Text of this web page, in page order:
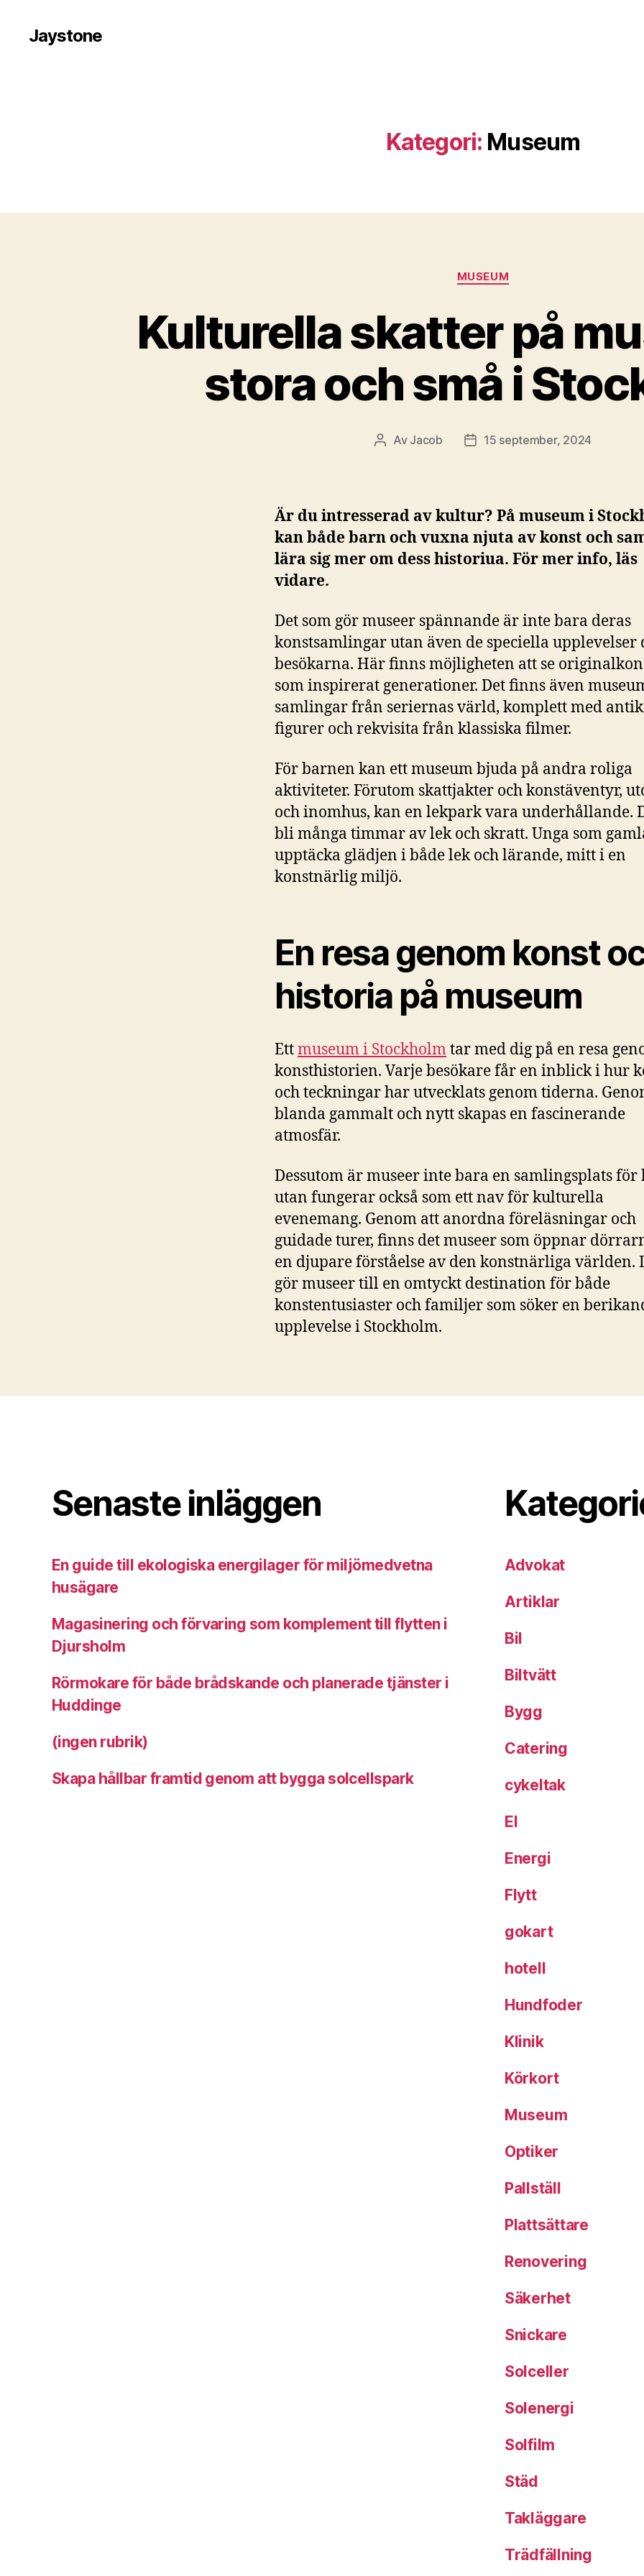
Jaystone
Kategori: Museum
Kategorier
MUSEUM
Kulturella skatter på
stora och små i
Inläggsförfattare
Av Jacob Inläggsdatum
15 september, 2024
Är du intresserad av kultur? På museum i
kan både barn och vuxna njuta av konst och
lära sig mer om dess historiua. För mer info, läs
vidare.
Det som gör museer spännande är inte bara deras
konstsamlingar utan även de speciella upplevelser
besökarna. Här finns möjligheten att se
som inspirerat generationer. Det finns även
samlingar från seriernas värld, komplett med
figurer och rekvisita från klassiska filmer.
För barnen kan ett museum bjuda på andra roliga
aktiviteter. Förutom skattjakter och konstäventyr,
och inomhus, kan en lekpark vara underhållande.
bli många timmar av lek och skratt. Unga som
upptäcka glädjen i både lek och lärande, mitt i en
konstnärlig miljö.
En resa genom konst
historia på museum
Ettmuseum i Stockholmtar med dig på en resa
konsthistorien. Varje besökare får en inblick i hur
och teckningar har utvecklats genom tiderna.
blanda gammalt och nytt skapas en fascinerande
atmosfär.
Dessutom är museer inte bara en samlingsplats för
utan fungerar också som ett nav för kulturella
evenemang. Genom att anordna föreläsningar och
guidade turer, finns det museer som öppnar
en djupare förståelse av den konstnärliga världen.
gör museer till en omtyckt destination för både
konstentusiaster och familjer som söker en
upplevelse i Stockholm.
Senaste inläggen
En guide till ekologiska energilager för miljömedvetna
husägare
Magasinering och förvaring som komplement till flytten i
Djursholm
Rörmokare för både brådskande och planerade tjänster i
Huddinge
(ingen rubrik)
Skapa hållbar framtid genom att bygga solcellspark
Advokat
Artiklar
Bil
Biltvätt
Bygg
Catering
cykeltak
El
Energi
Flytt
gokart
hotell
Hundfoder
Klinik
Körkort
Museum
Optiker
Pallställ
Plattsättare
Renovering
Säkerhet
Snickare
Solceller
Solenergi
Solfilm
Städ
Takläggare
Trädfällning